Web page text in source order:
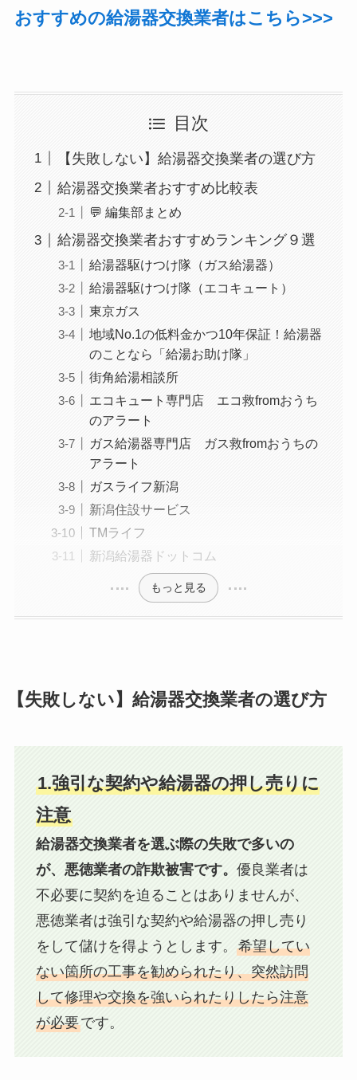
おすすめの給湯器交換業者はこちら>>>
目次
【失敗しない】給湯器交換業者の選び方
給湯器交換業者おすすめ比較表
💬 編集部まとめ
給湯器交換業者おすすめランキング９選
給湯器駆けつけ隊（ガス給湯器）
給湯器駆けつけ隊（エコキュート）
東京ガス
地域No.1の低料金かつ10年保証！給湯器
のことなら「給湯お助け隊」
街角給湯相談所
エコキュート専門店 エコ救fromおうち
のアラート
ガス給湯器専門店 ガス救fromおうちの
アラート
ガスライフ新潟
新潟住設サービス
TMライフ
新潟給湯器ドットコム
もっと見る
【失敗しない】給湯器交換業者の選び方
1.強引な契約や給湯器の押し売りに
注意
給湯器交換業者を選ぶ際の失敗で多いの
が、悪徳業者の詐欺被害です。 優良業者は
不必要に契約を迫ることはありませんが、
悪徳業者は強引な契約や給湯器の押し売り
をして儲けを得ようとします。 希望してい
ない箇所の工事を勧められたり、突然訪問
して修理や交換を強いられたりしたら注意
が必要です。